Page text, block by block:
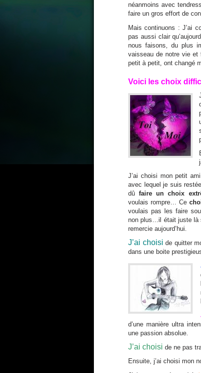
néanmoins avec
faire un gros effort de
Mais continuons : J’ai
pas aussi clair
nous faisons, du plus
vaisseau de notre vie et
petit à petit, ont changé
Voici les choix
J’ai choisi mon petit
avec lequel je suis
dûfaire un choix
voulais rompre… Ce
voulais pas les faire
non plus…il était juste là
remercie aujourd’hui.
J’ai choisi de quitter
dans une boite
d’une manière ultra
une passion absolue.
J’ai choisi de ne pas
Ensuite, j’ai choisi mon